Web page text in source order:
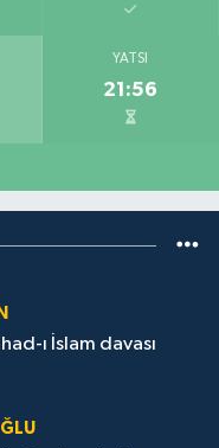
YATSI
21:56
ı İslam davası